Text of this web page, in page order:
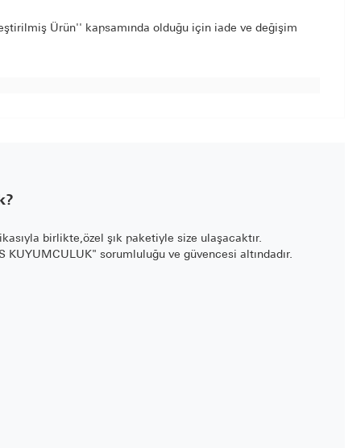
Ürün'' kapsamında olduğu için iade ve değişim
birlikte,özel şık paketiyle size ulaşacaktır.
KUYUMCULUK" sorumluluğu ve güvencesi altındadır.